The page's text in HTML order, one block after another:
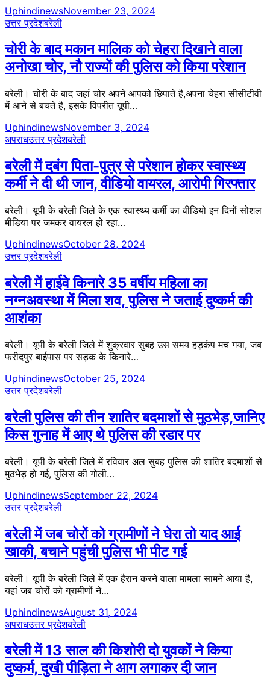
UphindinewsNovember 23, 2024
उत्तर प्रदेशबरेली
चोरी के बाद मकान मालिक को चेहरा दिखाने वाला
अनोखा चोर, नौ राज्यों की पुलिस को किया परेशान
बरेली। चोरी के बाद जहां चोर अपने आपको छिपाते है,अपना चेहरा सीसीटीवी
में आने से बचते है, इसके विपरी​त यूपी…
UphindinewsNovember 3, 2024
अपराधउत्तर प्रदेशबरेली
बरेली में दबंग पिता-पुत्र से परेशान होकर स्वास्थ्य
कर्मी ने दी थी जान, वीडियो वायरल, आरोपी गिरफ्तार
बरेली। यूपी के बरेली जिले के एक स्वास्थ्य कर्मी का वीडियो इन दिनों सोशल
मीडिया पर जमकर वायरल हो रहा…
UphindinewsOctober 28, 2024
उत्तर प्रदेशबरेली
बरेली में हाईवे किनारे 35 वर्षीय महिला का
नग्नअवस्था में​ मिला शव, पुलिस ने जताई दुष्कर्म की
आशंका
बरेली। यूपी के बरेली जिले में शुक्रवार सुबह उस समय हड़कंप मच गया, जब
फरीदपुर बाईपास पर सड़क के किनारे…
UphindinewsOctober 25, 2024
उत्तर प्रदेशबरेली
बरेली पुलिस की तीन शातिर बदमाशों से मुठभेड़,जानिए
किस गुनाह में आए थे पुलिस की रडार पर
बरेली। यूपी के बरेली जिले में रविवार अल सुबह पुलिस की शातिर बदमाशों से
मुठभेड़ हो गई, पुलिस की गोली…
UphindinewsSeptember 22, 2024
उत्तर प्रदेशबरेली
बरेली में जब चोरों को ग्रामीणों ने घेरा तो याद आई
खाकी, बचाने पहुंची पुलिस भी पीट गई
बरेली। यूपी के बरेली जिले में एक हैरान करने वाला मामला सामने आया है,
यहां जब चोरों को ग्रामीणों ने…
UphindinewsAugust 31, 2024
अपराधउत्तर प्रदेशबरेली
बरेली में 13 साल की किशोरी दो युवकों ने किया
दुष्कर्म, दुखी पीड़िता ने आग लगाकर दी जान